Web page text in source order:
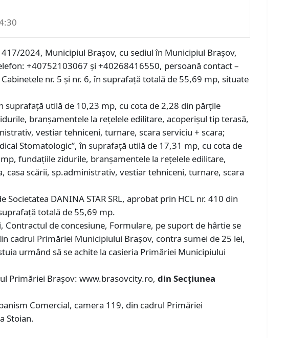
2024, Municipiul Brașov, cu sediul în Municipiul Brașov,
+40752103067 și +40268416550, persoană contact –
nr. 5 și nr. 6, în suprafață totală de 55,69 mp, situate
suprafață utilă de 10,23 mp, cu cota de 2,28 din părțile
branșamentele la rețelele edilitare, acoperișul tip terasă,
vestiar tehniceni, turnare, scara serviciu + scara;
Stomatologic”, în suprafață utilă de 17,31 mp, cu cota de
fundațiile zidurile, branșamentele la rețelele edilitare,
casa scării, sp.administrativ, vestiar tehniceni, turnare, scara
DANINA STAR SRL, aprobat prin HCL nr. 410 din
totală de 55,69 mp.
de concesiune, Formulare, pe suport de hârtie se
cadrul Primăriei Municipiului Brașov, contra sumei de 25 lei,
urmând să se achite la casieria Primăriei Municipiului
Primăriei Brașov: www.brasovcity.ro,din Secțiunea
Comercial, camera 119, din cadrul Primăriei
Stoian.